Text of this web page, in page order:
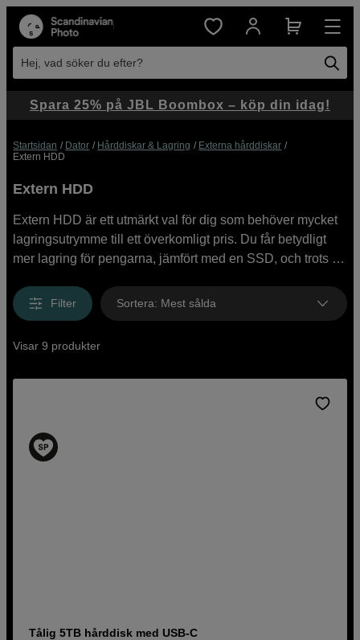
Hej, vad söker du efter?
Startsidan Dator Hårddiskar & Lagring
Externa hårddiskar
Extern HDD
Extern HDD
Extern HDD är ett utmärkt val för dig som behöver mycket
lagringsutrymme till ett överkomligt pris. Du får betydligt
mer lagring för pengarna, jämfört med en SSD, och trots att
prestanda och lång livslängd, vilket gör dem till en idealisk
lösning för att lagra och organisera stora
fältarbete eller extra lagringsutrymme hemma, kan du hitta
Filter Sortera: Mest sålda
Visar 9 produkter
Tålig 5TB hårddisk med USB-C
Spara 25% på JBL Boombox – köp din idag!